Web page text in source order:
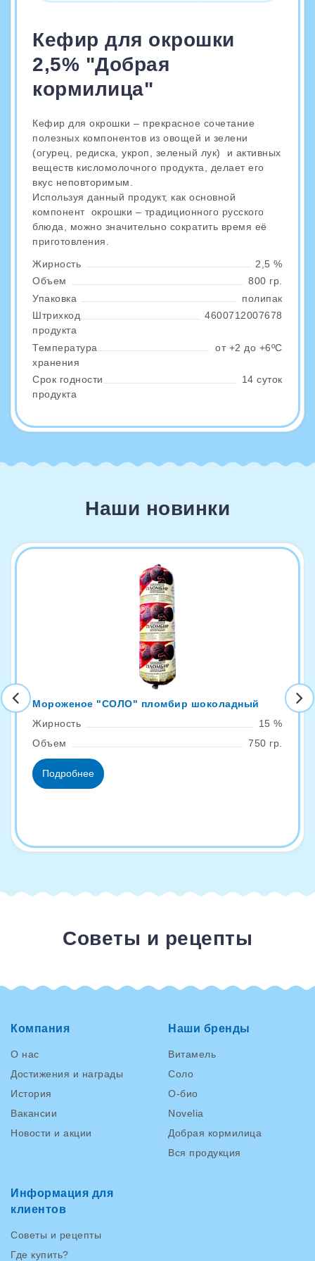
Кефир для окрошки
2,5% "Добрая
кормилица"
Кефир для окрошки – прекрасное сочетание
полезных компонентов из овощей и зелени
(огурец, редиска, укроп, зеленый лук) и активных
веществ кисломолочного продукта, делает его
вкус неповторимым.
Используя данный продукт, как основной
компонент окрошки – традиционного русского
блюда, можно значительно сократить время её
приготовления.
Жирность
2,5 %
Объем
800 гр.
Упаковка
полипак
Штрихкод
продукта
4600712007678
Температура
хранения
от +2 до +6ºС
Срок годности
продукта
14 суток
Наши новинки
Мороженое "СОЛО" пломбир шоколадный
Жирность
15 %
Объем
750 гр.
Подробнее
Советы и рецепты
Компания
О нас
Достижения и награды
История
Вакансии
Новости и акции
Наши бренды
Витамель
Соло
О-био
Novelia
Добрая кормилица
Вся продукция
Информация для
клиентов
Советы и рецепты
Где купить?